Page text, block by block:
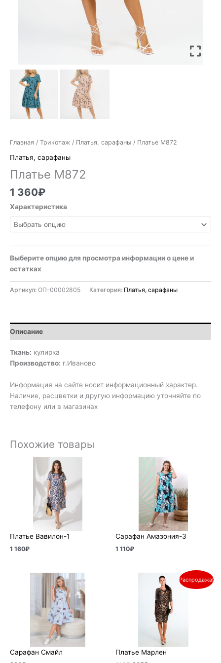
Главная / Трикотаж / Платья, сарафаны / Платье М872
Платья, сарафаны
Платье М872
1 360₽
Характеристика
Выберите опцию для просмотра информации о цене и
остатках
Артикул: ОП-00002805 Категория: Платья, сарафаны
Описание
Ткань: кулирка
Производство: г.Иваново
Информация на сайте носит информационный характер.
Наличие, расцветки и другую информацию уточняйте по
телефону или в магазинах
Похожие товары
Платье Вавилон-1
1 160₽
Сарафан Амазония-3
1 110₽
Сарафан Смайл
Распродажа!
Платье Марлен
Первоначальная
составляла
Текущая
цена:
305₽.